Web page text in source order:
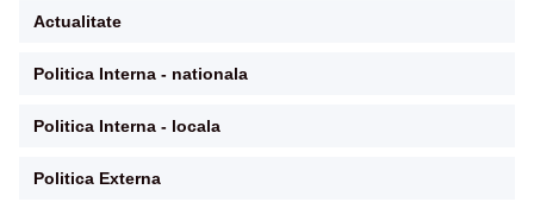
Actualitate
Politica Interna - nationala
Politica Interna - locala
Politica Externa